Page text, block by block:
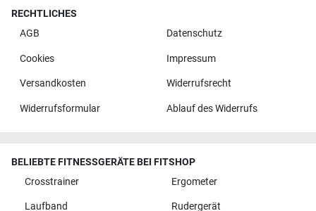
RECHTLICHES
AGB
Datenschutz
Cookies Impressum
Versandkosten Widerrufsrecht
Widerrufsformular Ablauf des Widerrufs
BELIEBTE FITNESSGERÄTE BEI FITSHOP
Crosstrainer
Ergometer
Laufband Rudergerät